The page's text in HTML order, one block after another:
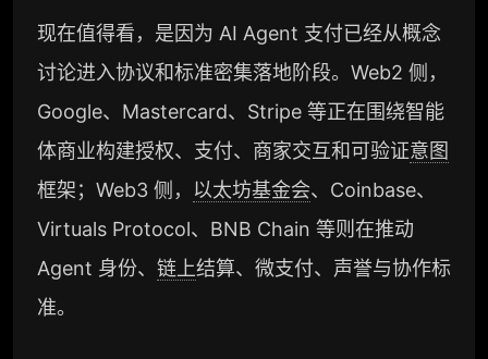
现在值得看，是因为 AI Agent 支付已经从概念
讨论进入协议和标准密集落地阶段。Web2 侧，
Google、Mastercard、Stripe 等正在围绕智能
体商业构建授权、支付、商家交互和可验证意图
框架；Web3 侧， 以太坊基金会、Coinbase、
Virtuals Protocol、BNB Chain 等则在推动
Agent 身份、 链上结算、微支付、声誉与协作标
准。